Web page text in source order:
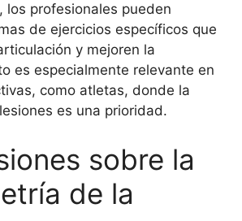
los profesionales pueden
de ejercicios específicos que
y mejoren la
es especialmente relevante en
como atletas, donde la
es una prioridad.
sobre la
de la